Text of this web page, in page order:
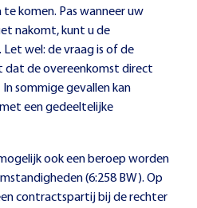
komen. Pas wanneer uw
nakomt, kunt u de
wel: de vraag is of de
dat de overeenkomst direct
sommige gevallen kan
een gedeeltelijke
ook een beroep worden
(6:258 BW). Op
contractspartij bij de rechter